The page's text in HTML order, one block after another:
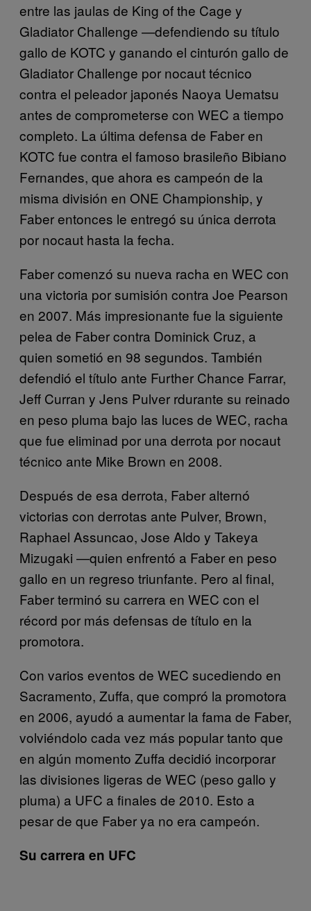
entre las jaulas de King of the Cage y
Gladiator Challenge —defendiendo su título
gallo de KOTC y ganando el cinturón gallo de
Gladiator Challenge por nocaut técnico
contra el peleador japonés Naoya Uematsu
antes de comprometerse con WEC a tiempo
completo. La última defensa de Faber en
KOTC fue contra el famoso brasileño Bibiano
Fernandes, que ahora es campeón de la
misma división en ONE Championship, y
Faber entonces le entregó su única derrota
por nocaut hasta la fecha.
Faber comenzó su nueva racha en WEC con
una victoria por sumisión contra Joe Pearson
en 2007. Más impresionante fue la siguiente
pelea de Faber contra Dominick Cruz, a
quien sometió en 98 segundos. También
defendió el título ante Further Chance Farrar,
Jeff Curran y Jens Pulver rdurante su reinado
en peso pluma bajo las luces de WEC, racha
que fue eliminad por una derrota por nocaut
técnico ante Mike Brown en 2008.
Después de esa derrota, Faber alternó
victorias con derrotas ante Pulver, Brown,
Raphael Assuncao, Jose Aldo y Takeya
Mizugaki —quien enfrentó a Faber en peso
gallo en un regreso triunfante. Pero al final,
Faber terminó su carrera en WEC con el
récord por más defensas de título en la
promotora.
Con varios eventos de WEC sucediendo en
Sacramento, Zuffa, que compró la promotora
en 2006, ayudó a aumentar la fama de Faber,
volviéndolo cada vez más popular tanto que
en algún momento Zuffa decidió incorporar
las divisiones ligeras de WEC (peso gallo y
pluma) a UFC a finales de 2010. Esto a
pesar de que Faber ya no era campeón.
Su carrera en UFC